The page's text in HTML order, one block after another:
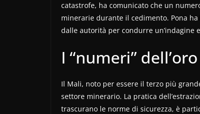
catastrofe, ha comunicato che un
minerarie durante il cedimento. Pona
dalle autorità per condurre un’indagine
I “numeri”
Il Mali, noto per essere il terzo più
settore minerario. La pratica
trascurano le norme di sicurezza, è